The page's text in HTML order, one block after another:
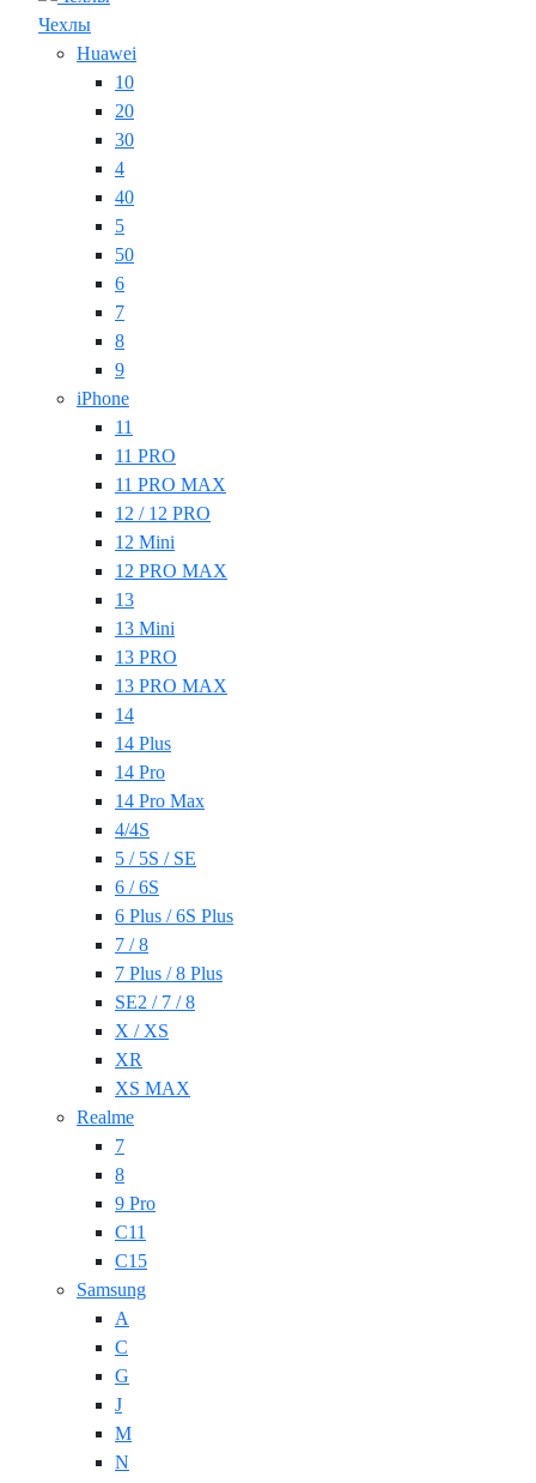
Чехлы
Huawei
10
20
30
4
40
5
50
6
7
8
9
iPhone
11
11 PRO
11 PRO MAX
12 / 12 PRO
12 Mini
12 PRO MAX
13
13 Mini
13 PRO
13 PRO MAX
14
14 Plus
14 Pro
14 Pro Max
4/4S
5 / 5S / SE
6 / 6S
6 Plus / 6S Plus
7 / 8
7 Plus / 8 Plus
SE2 / 7 / 8
X / XS
XR
XS MAX
Realme
7
8
9 Pro
C11
C15
Samsung
A
C
G
J
M
N